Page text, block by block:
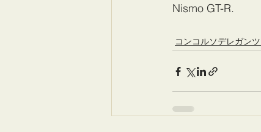
Nismo GT-R.
コンコルソデレガン